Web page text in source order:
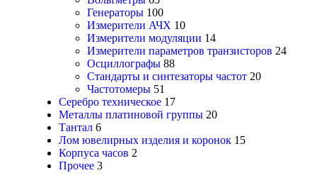
Генераторы 100
Измерители АЧХ 10
Измерители модуляции 14
Измерители параметров транзисторов 24
Осциллографы 88
Стандарты и синтезаторы частот 20
Частотомеры 51
Серебро техническое 17
Металлы платиновой группы 20
Тантал 6
Лом ювелирных изделия и коронок 15
Корпуса часов 2
Прочее 3